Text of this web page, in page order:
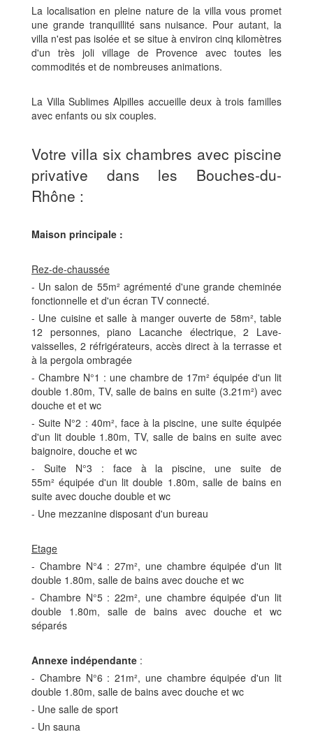
La localisation en pleine nature de la villa vous promet
une grande tranquillité sans nuisance. Pour autant, la
villa n'est pas isolée et se situe à environ cinq kilomètres
d'un très joli village de Provence avec toutes les
commodités et de nombreuses animations.
La Villa Sublimes Alpilles accueille deux à trois familles
avec enfants ou six couples.
Votre villa six chambres avec piscine
privative dans les Bouches-du-
Rhône :
Maison principale :
Rez-de-chaussée
- Un salon de 55m² agrémenté d'une grande cheminée
fonctionnelle et d'un écran TV connecté.
- Une cuisine et salle à manger ouverte de 58m², table
12 personnes, piano Lacanche électrique, 2 Lave-
vaisselles, 2 réfrigérateurs, accès direct à la terrasse et
à la pergola ombragée
- Chambre N°1 : une chambre de 17m² équipée d'un lit
double 1.80m, TV, salle de bains en suite (3.21m²) avec
douche et et wc
- Suite N°2 : 40m², face à la piscine, une suite équipée
d'un lit double 1.80m, TV, salle de bains en suite avec
baignoire, douche et wc
- Suite N°3 : face à la piscine, une suite de
55m² équipée d'un lit double 1.80m, salle de bains en
suite avec douche double et wc
- Une mezzanine disposant d'un bureau
Etage
- Chambre N°4 : 27m², une chambre équipée d'un lit
double 1.80m, salle de bains avec douche et wc
- Chambre N°5 : 22m², une chambre équipée d'un lit
double 1.80m, salle de bains avec douche et wc
séparés
Annexe indépendante :
- Chambre N°6 : 21m², une chambre équipée d'un lit
double 1.80m, salle de bains avec douche et wc
- Une salle de sport
- Un sauna